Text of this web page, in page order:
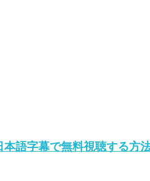
語字幕で無料視聴する方